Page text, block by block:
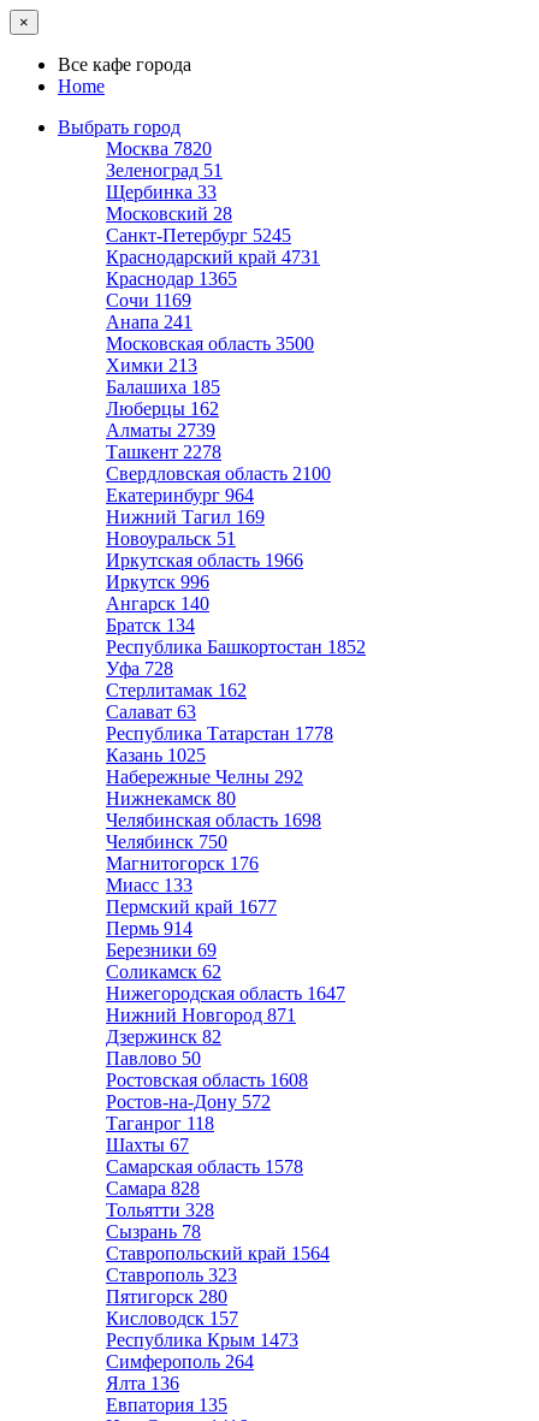
×
Все кафе города
Home
Выбрать город
Москва 7820
Зеленоград 51
Щербинка 33
Московский 28
Санкт-Петербург 5245
Краснодарский край 4731
Краснодар 1365
Сочи 1169
Анапа 241
Московская область 3500
Химки 213
Балашиха 185
Люберцы 162
Алматы 2739
Ташкент 2278
Свердловская область 2100
Екатеринбург 964
Нижний Тагил 169
Новоуральск 51
Иркутская область 1966
Иркутск 996
Ангарск 140
Братск 134
Республика Башкортостан 1852
Уфа 728
Стерлитамак 162
Салават 63
Республика Татарстан 1778
Казань 1025
Набережные Челны 292
Нижнекамск 80
Челябинская область 1698
Челябинск 750
Магнитогорск 176
Миасс 133
Пермский край 1677
Пермь 914
Березники 69
Соликамск 62
Нижегородская область 1647
Нижний Новгород 871
Дзержинск 82
Павлово 50
Ростовская область 1608
Ростов-на-Дону 572
Таганрог 118
Шахты 67
Самарская область 1578
Самара 828
Тольятти 328
Сызрань 78
Ставропольский край 1564
Ставрополь 323
Пятигорск 280
Кисловодск 157
Республика Крым 1473
Симферополь 264
Ялта 136
Евпатория 135